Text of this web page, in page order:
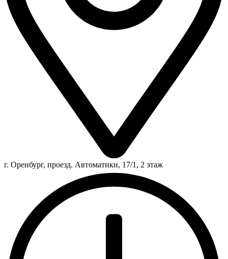
г. Оренбург, проезд. Автоматики, 17/1, 2 этаж